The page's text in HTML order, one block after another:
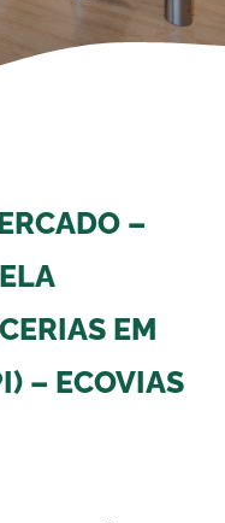
–
EM
– ECOVIAS